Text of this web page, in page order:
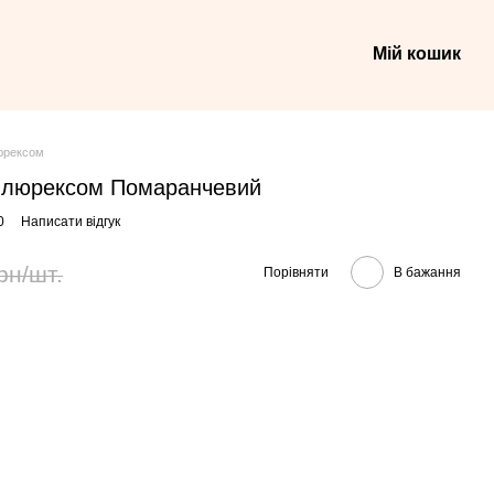
Мій кошик
Помаранчевий
Написати відгук
шт. Порівняти В бажання